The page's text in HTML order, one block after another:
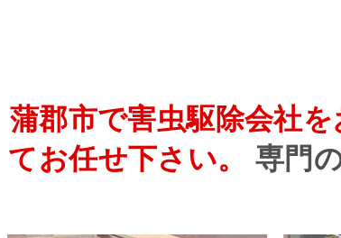
蒲郡市で害虫駆除会社
てお任せ下さい。
専門